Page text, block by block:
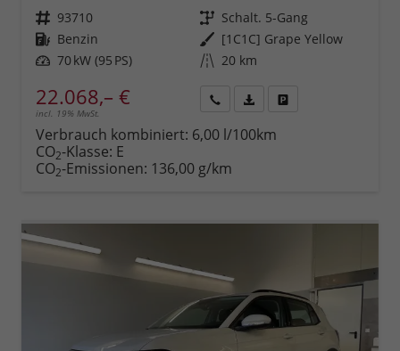
Fahrzeugnr. 93710 Getriebe Schalt. 5-Gang
Kraftstoff Benzin Außenfarbe [1C1C] Grape Yellow
Leistung 70 kW (95 PS) Kilometerstand 20 km
22.068,– €
incl. 19% MwSt.
anfordern
Datei,
Verbrauch kombiniert: 6,00 l/100km
CO2-Klasse: E
CO2-Emissionen: 136,00 g/km